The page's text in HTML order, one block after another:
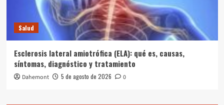
Salud
Esclerosis lateral amiotrófica (ELA): qué es, causas,
síntomas, diagnóstico y tratamiento
Dahemont 5 de agosto de 2026 0